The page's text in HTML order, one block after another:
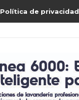
Política de privacidad